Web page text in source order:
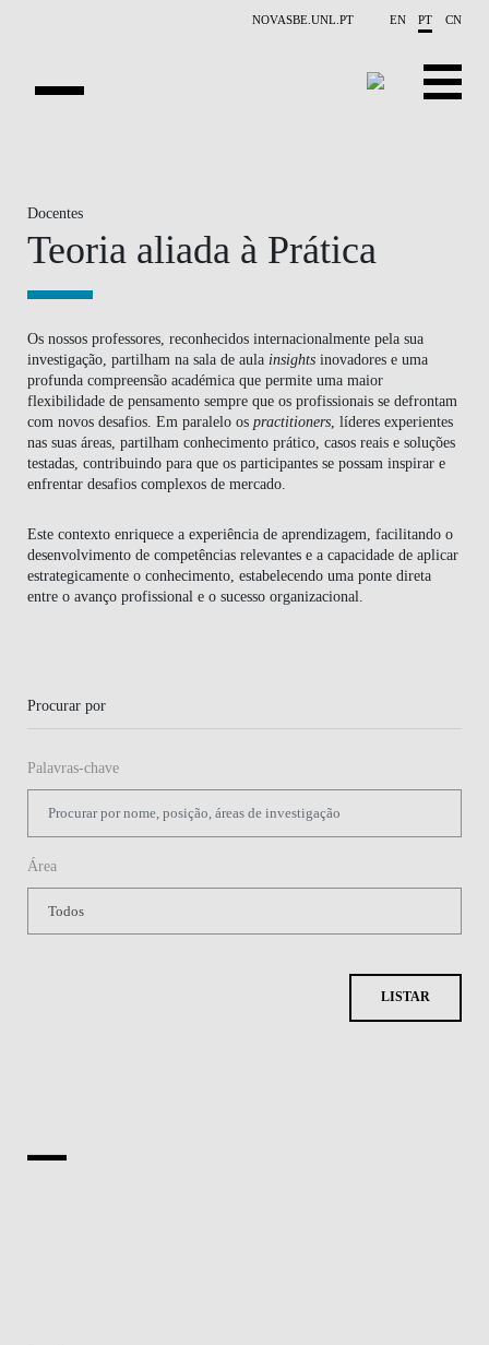
NOVASBE.UNL.PT EN PT CN
PROGRAMAS ABERTOS
EMPRESAS
CALENDÁRIO
DOCENTES
BLOGUE
Docentes
Teoria aliada à Prática
Os nossos professores, reconhecidos internacionalmente pela sua
investigação, partilham na sala de aula insightsinovadores e uma
profunda compreensão académica que permite uma maior
flexibilidade de pensamento sempre que os profissionais se defrontam
com novos desafios. Em paralelo os practitioners, líderes experientes
nas suas áreas, partilham conhecimento prático, casos reais e soluções
testadas, contribuindo para que os participantes se possam inspirar e
enfrentar desafios complexos de mercado.
Este contexto enriquece a experiência de aprendizagem, facilitando o
desenvolvimento de competências relevantes e a capacidade de aplicar
estrategicamente o conhecimento, estabelecendo uma ponte direta
entre o avanço profissional e o sucesso organizacional.
Procurar por
Palavras-chave
Área
LISTAR